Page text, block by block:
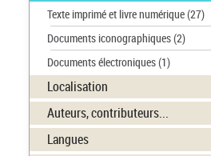
Texte imprimé et livre numérique(27)
Documents iconographiques(2)
Documents électroniques(1)
Localisation
Auteurs, contributeurs...
Langues